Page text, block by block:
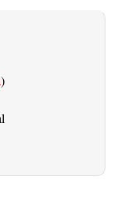
)